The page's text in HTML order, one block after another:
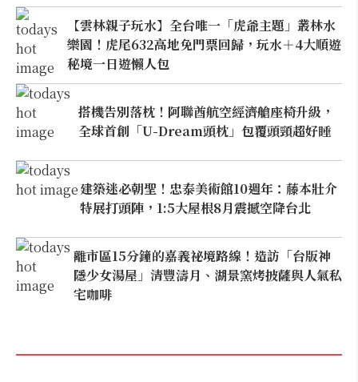
【雲林親子玩水】全台唯一「虎爺主題」叢林水
樂園！虎尾632高地免門票回歸，玩水＋4大順遊
秘境一日遊懶人包
搭機告別落枕！阿聯酋航空經濟艙座椅升級，
全球首創「U-Dream頭枕」包覆頭頸超好睡
建築迷必朝聖！忠泰美術館10週年：藤本壯介
特展打頭陣，1:5大屋根8月震撼空降台北
離市區15分鐘的嘉義祕境路線！造訪「台版神
隱少女湯屋」清豐濤月、湖景窯烤披薩與人氣私
宅咖啡